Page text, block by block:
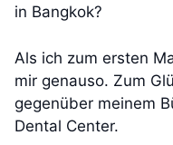
in Bangkok?
Als ich zum ersten
mir genauso. Zum
gegenüber meinem
Dental Center.